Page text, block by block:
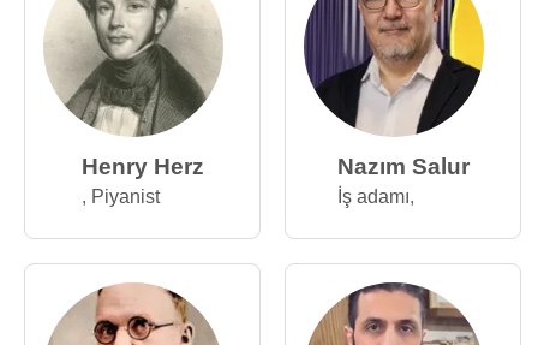
Henry Herz
, Piyanist
Nazım Salur
İş adamı,